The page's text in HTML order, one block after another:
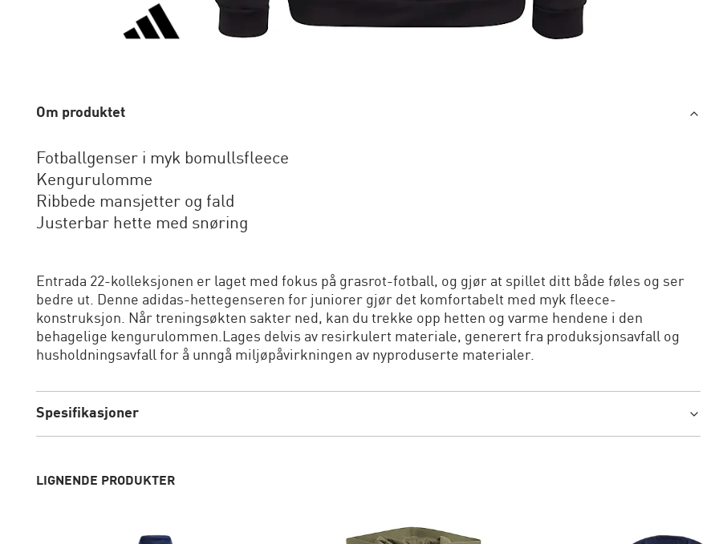
Om produktet
Fotballgenser i myk bomullsfleece
Kengurulomme
Ribbede mansjetter og fald
Justerbar hette med snøring
Entrada 22-kolleksjonen er laget med fokus på grasrot-fotball, og gjør at spillet ditt både føles og ser
bedre ut. Denne adidas-hettegenseren for juniorer gjør det komfortabelt med myk fleece-
konstruksjon. Når treningsøkten sakter ned, kan du trekke opp hetten og varme hendene i den
behagelige kengurulommen.Lages delvis av resirkulert materiale, generert fra produksjonsavfall og
husholdningsavfall for å unngå miljøpåvirkningen av nyproduserte materialer.
Spesifikasjoner
LIGNENDE PRODUKTER